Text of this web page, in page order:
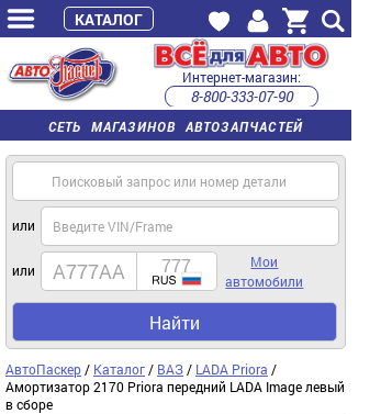
СЕТЬ МАГАЗИНОВ АВТОЗАПЧАСТЕЙ
Интернет-магазин:
8-800-333-07-90
часы работы с 9:00 до 22:00 (пн-пт)
или
или
Мои
автомобили
Найти
АвтоПаскер / Каталог / ВАЗ / LADA Priora /
Амортизатор 2170 Priora передний LADA Image левый
в сборе
КАТАЛОГ